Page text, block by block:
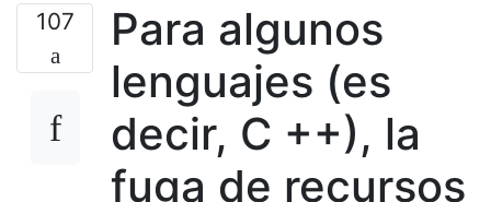
107
Para algunos
lenguajes (es
decir, C ++), la
fuga de recursos